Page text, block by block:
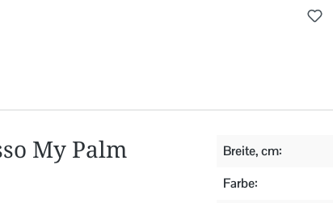
My Palm
Breite, cm:
Farbe: